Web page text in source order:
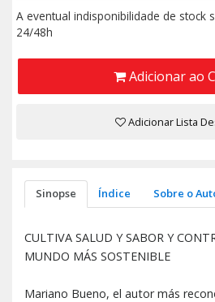
A eventual indisponibilidade de stock
24/48h
Adicionar ao
Adicionar Lista
Sinopse Índice Sobre o
CULTIVA SALUD Y SABOR Y
MUNDO MÁS SOSTENIBLE
Mariano Bueno, el autor más